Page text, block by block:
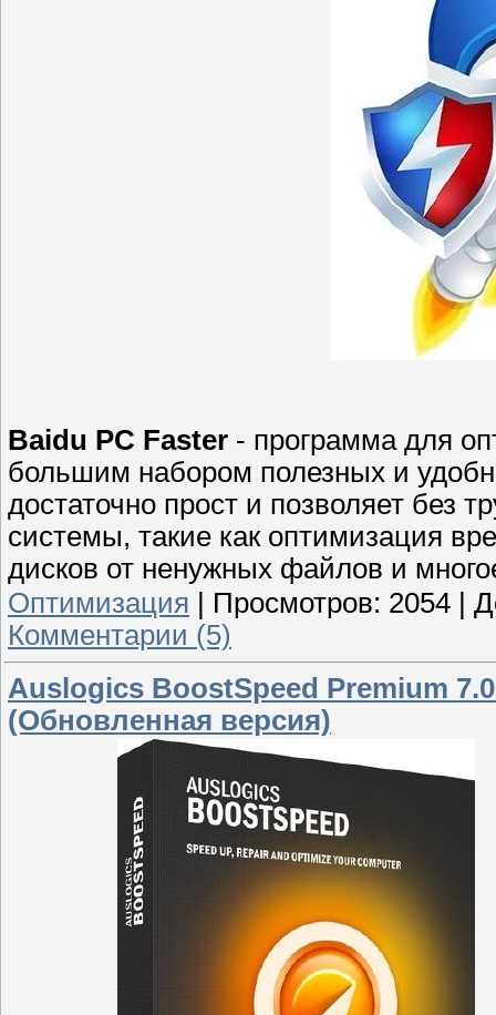
Baidu PC Faster - программа для
большим набором полезных и
достаточно прост и позволяет без
системы, такие как оптимизация
дисков от ненужных файлов и
Оптимизация
Просмотров: 2054
Комментарии (5)
Auslogics BoostSpeed Premium
(Обновленная версия)